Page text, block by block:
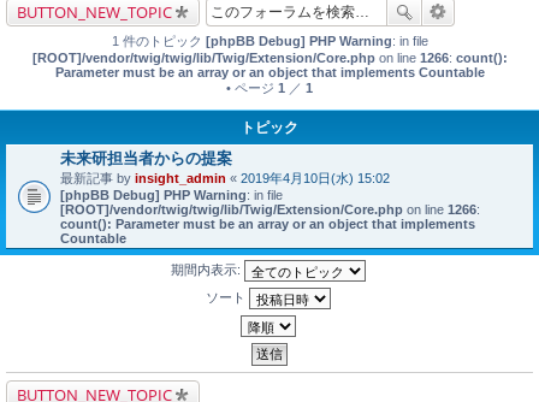
BUTTON_NEW_TOPIC
1 件のトピック [phpBB Debug] PHP Warning: in file
[ROOT]/vendor/twig/twig/lib/Twig/Extension/Core.phpon line 1266: count():
Parameter must be an array or an object that implements Countable
• ページ 1 ／ 1
トピック
未来研担当者からの提案
最新記事 by insight_admin « 2019年4月10日(水) 15:02
[phpBB Debug] PHP Warning: in file
[ROOT]/vendor/twig/twig/lib/Twig/Extension/Core.php on line 1266:
count(): Parameter must be an array or an object that implements
Countable
期間内表示:
ソート
BUTTON_NEW_TOPIC